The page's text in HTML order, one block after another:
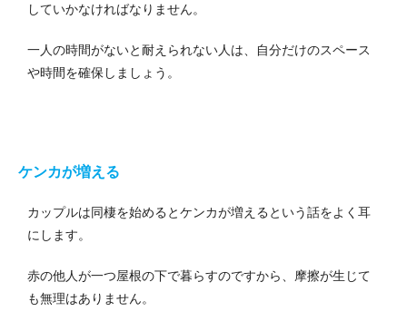
していかなければなりません。
一人の時間がないと耐えられない人は、自分だけのスペース
や時間を確保しましょう。
ケンカが増える
カップルは同棲を始めるとケンカが増えるという話をよく耳
にします。
赤の他人が一つ屋根の下で暮らすのですから、摩擦が生じて
も無理はありません。